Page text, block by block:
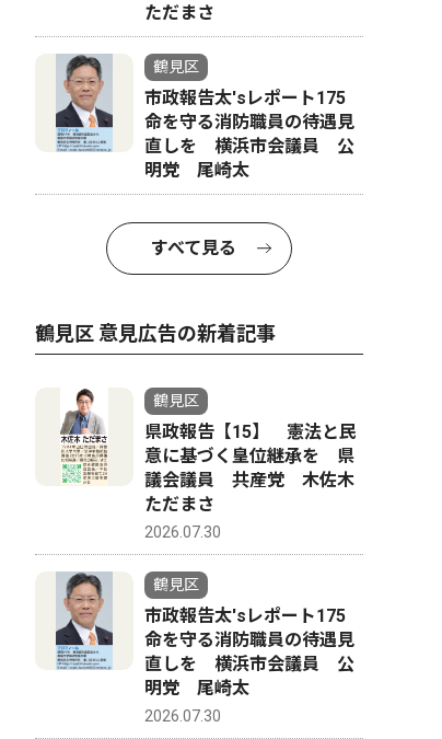
ただまさ
鶴見区
市政報告太'sレポート175
命を守る消防職員の待遇見
直しを 横浜市会議員 公
明党 尾崎太
すべて見る
鶴見区 意見広告の新着記事
鶴見区
県政報告【15】 憲法と民
意に基づく皇位継承を 県
議会議員 共産党 木佐木
ただまさ
2026.07.30
鶴見区
市政報告太'sレポート175
命を守る消防職員の待遇見
直しを 横浜市会議員 公
明党 尾崎太
2026.07.30